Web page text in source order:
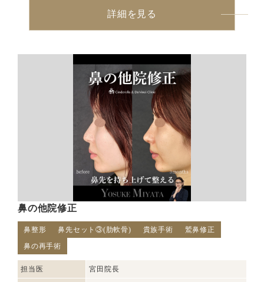
詳細を見る
鼻の他院修正
鼻整形 鼻先セット③(肋軟骨) 貴族手術
鷲鼻修正
鼻の再手術
担当医 宮田院長